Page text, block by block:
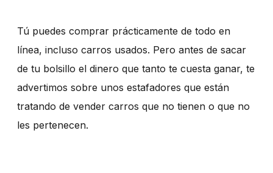
Tú puedes comprar prácticamente de todo en
línea, incluso carros usados. Pero antes de sacar
de tu bolsillo el dinero que tanto te cuesta ganar, te
advertimos sobre unos estafadores que están
tratando de vender carros que no tienen o que no
les pertenecen.